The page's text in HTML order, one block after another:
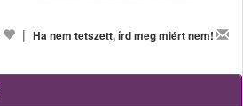
| Ha nem tetszett, írd meg miért nem!